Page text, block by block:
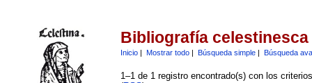
Bibliografía celestinesca
Inicio| Mostrar todo| Búsqueda simple| Búsqueda
1–1 de 1 registro encontrado(s) con los